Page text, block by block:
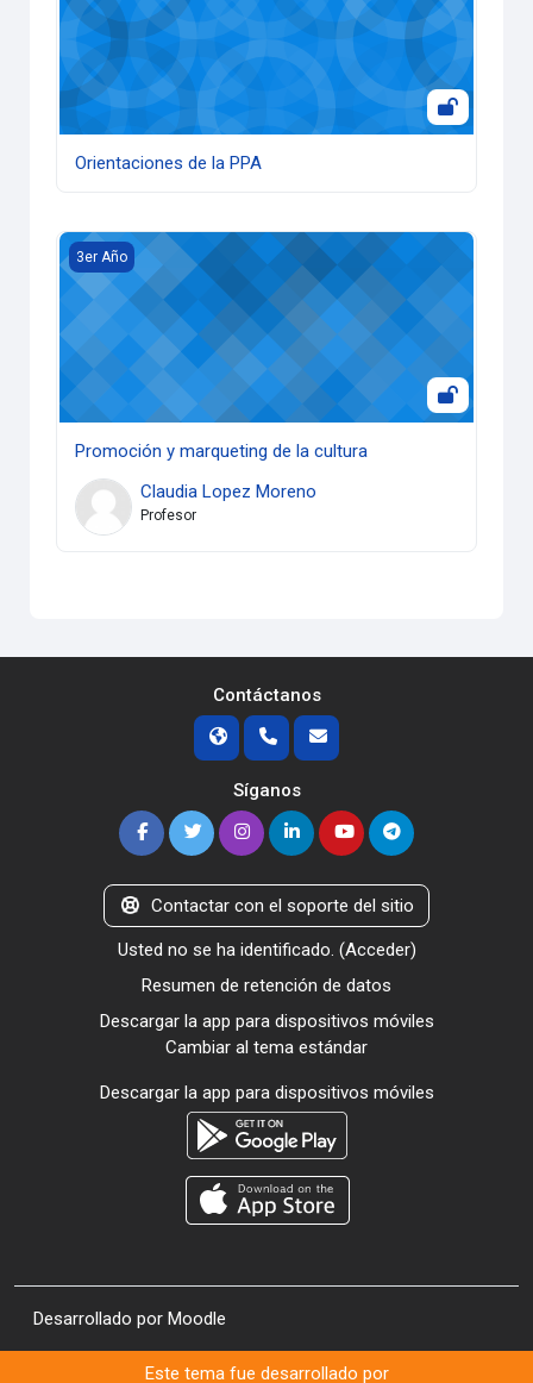
Orientaciones de la PPA
Promoción y marqueting de la cultura
3er Año
Promoción y marqueting de la cultura
Claudia Lopez Moreno
Profesor
Contáctanos
Síganos
Contactar con el soporte del sitio
Usted no se ha identificado. (Acceder)
Resumen de retención de datos
Descargar la app para dispositivos móviles
Cambiar al tema estándar
Descargar la app para dispositivos móviles
Desarrollado por Moodle
Este tema fue desarrollado por